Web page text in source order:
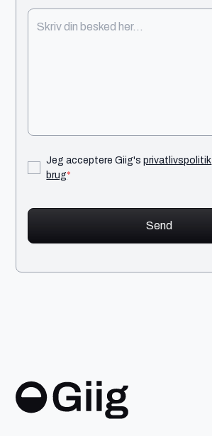
Jeg acceptere Giig'sprivatlivspolitik
brug*